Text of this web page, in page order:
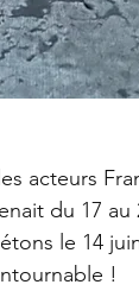
acteurs
du 17 au
le 14
!